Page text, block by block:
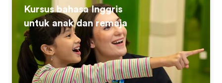
Kursus bahasa Inggris
untuk anak dan remaja